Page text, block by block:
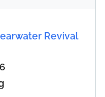
Revival